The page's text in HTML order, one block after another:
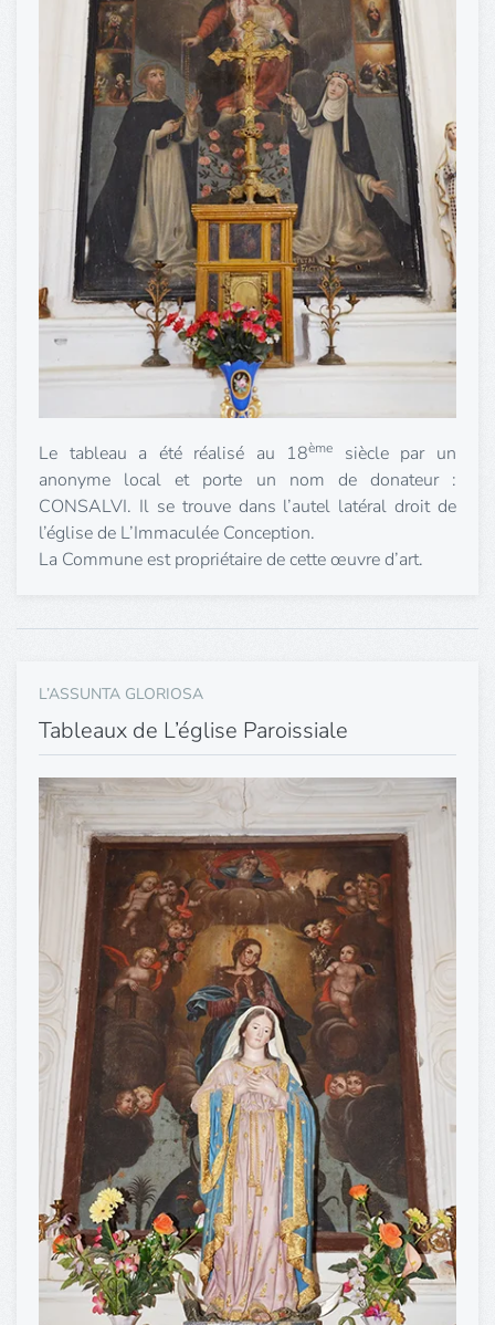
Le tableau a été réalisé au 18ème
siècle par un
anonyme local et porte un nom de donateur :
CONSALVI. Il se trouve dans l’autel latéral droit de
l’église de L’Immaculée Conception.
La Commune est propriétaire de cette œuvre d’art.
L’ASSUNTA GLORIOSA
Tableaux de L’église Paroissiale